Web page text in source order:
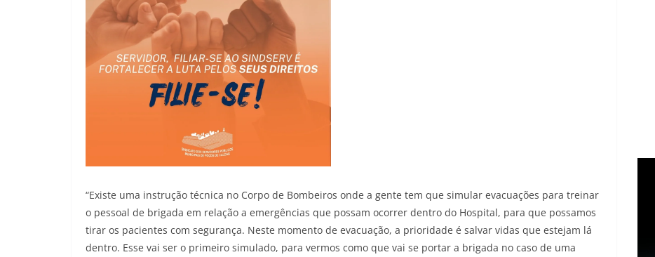
“Existe uma instrução técnica no Corpo de Bombeiros onde a gente tem que simular evacuações para treinar
o pessoal de brigada em relação a emergências que possam ocorrer dentro do Hospital, para que possamos
tirar os pacientes com segurança. Neste momento de evacuação, a prioridade é salvar vidas que estejam lá
dentro. Esse vai ser o primeiro simulado, para vermos como que vai se portar a brigada no caso de uma